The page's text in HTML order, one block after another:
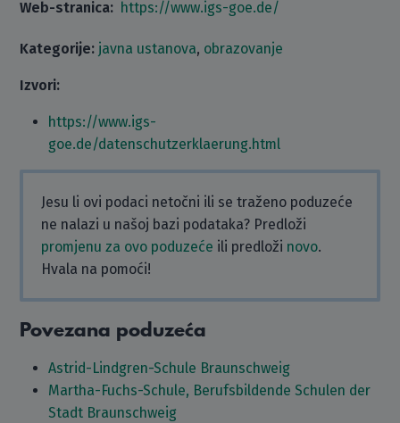
Web-stranica: https://www.igs-goe.de/
Kategorije: javna ustanova, obrazovanje
Izvori:
https://www.igs-
goe.de/datenschutzerklaerung.html
Jesu li ovi podaci netočni ili se traženo poduzeće
ne nalazi u našoj bazi podataka? Predloži
promjenu za ovo poduzeće ili predloži novo.
Hvala na pomoći!
Povezana poduzeća
Astrid-Lindgren-Schule Braunschweig
Martha-Fuchs-Schule, Berufsbildende Schulen der
Stadt Braunschweig